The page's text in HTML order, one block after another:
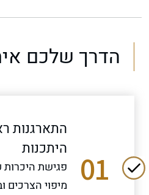
הדרך שלכם
01
התארגנות
היתכנות
פגישת היכרות
מיפוי הצרכים